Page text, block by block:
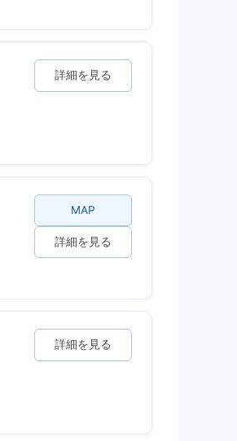
詳細を見る
MAP
詳細を見る
詳細を見る